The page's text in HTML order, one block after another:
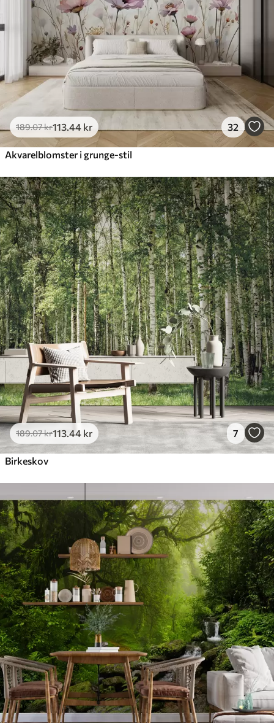
189.07kr113.44 kr 32
Akvarelblomster i grunge-stil
189.07kr113.44 kr 7
Birkeskov